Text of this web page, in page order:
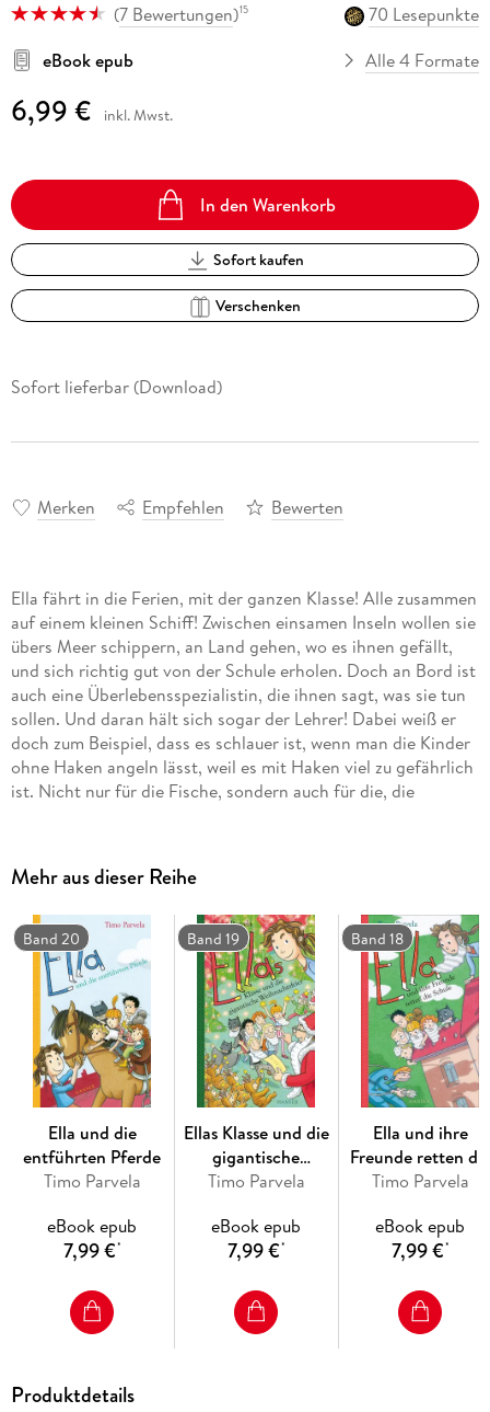
(7 Bewertungen)15
70 Lesepunkte
eBook epub
Alle 4 Formate
6,99 € inkl. Mwst.
In den Warenkorb
Sofort kaufen
Verschenken
Sofort lieferbar (Download)
Merken Empfehlen Bewerten
Ella fährt in die Ferien, mit der ganzen Klasse! Alle zusammen
auf einem kleinen Schiff! Zwischen einsamen Inseln wollen sie
übers Meer schippern, an Land gehen, wo es ihnen gefällt,
und sich richtig gut von der Schule erholen. Doch an Bord ist
auch eine Überlebensspezialistin, die ihnen sagt, was sie tun
sollen. Und daran hält sich sogar der Lehrer! Dabei weiß er
doch zum Beispiel, dass es schlauer ist, wenn man die Kinder
ohne Haken angeln lässt, weil es mit Haken viel zu gefährlich
ist. Nicht nur für die Fische, sondern auch für die, die
alle, die beim Lesen gern Tränen lachen.
Mehr aus dieser Reihe
Band 20
Ella und die
entführten Pferde
Timo Parvela
eBook epub
7,99 €*
Band 19
Ellas Klasse und die
gigantische
Weihnachtsfeier
Timo Parvela
eBook epub
7,99 €*
Band 18
Ella und ihre
Freunde retten die
Schule
Timo Parvela
eBook epub
7,99 €*
Produktdetails